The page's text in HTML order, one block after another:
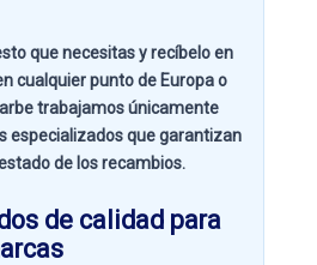
que necesitas y recíbelo en
cualquier punto de Europa o
trabajamos únicamente
especializados que garantizan
de los recambios.
de calidad para